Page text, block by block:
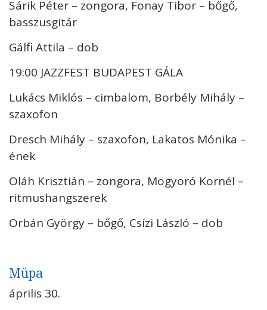
Sárik Péter – zongora, Fonay Tibor – bőgő,
basszusgitár
Gálfi Attila – dob
19:00 JAZZFEST BUDAPEST GÁLA
Lukács Miklós – cimbalom, Borbély Mihály –
szaxofon
Dresch Mihály – szaxofon, Lakatos Mónika –
ének
Oláh Krisztián – zongora, Mogyoró Kornél –
ritmushangszerek
Orbán György – bőgő, Csízi László – dob
Müpa
április 30.